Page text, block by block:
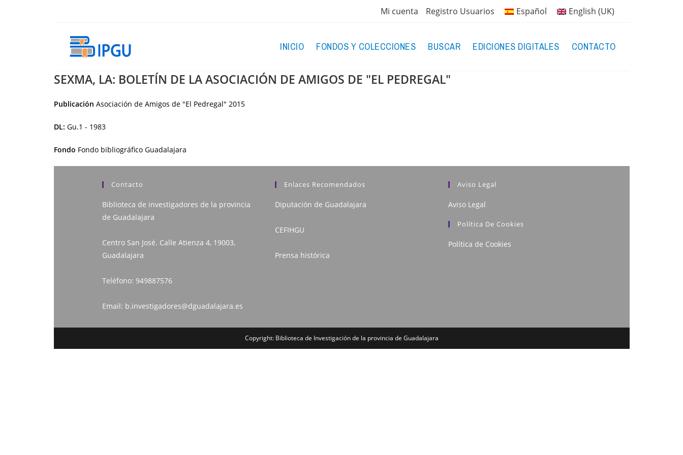
Mi cuenta Registro Usuarios Español English (UK)
INICIO FONDOS Y COLECCIONES BUSCAR EDICIONES DIGITALES CONTACTO
SEXMA, LA: BOLETÍN DE LA ASOCIACIÓN DE AMIGOS DE "EL PEDREGAL"
Publicación Asociación de Amigos de "El Pedregal" 2015
DL: Gu.1 - 1983
Fondo Fondo bibliográfico Guadalajara
Contacto
Biblioteca de investigadores de la provincia
de Guadalajara
Centro San José. Calle Atienza 4, 19003,
Guadalajara
Teléfono: 949887576
Email: b.investigadores@dguadalajara.es
Enlaces Recomendados
Diputación de Guadalajara
CEFIHGU
Prensa histórica
Aviso Legal
Aviso Legal
Política De Cookies
Política de Cookies
Copyright: Biblioteca de Investigación de la provincia de Guadalajara